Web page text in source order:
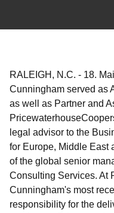
RALEIGH, N.C. - 18.
Cunningham served as
as well as Partner and
legal advisor to the
for Europe, Middle East
of the global senior
Consulting Services. At
Cunningham's most
responsibility for the